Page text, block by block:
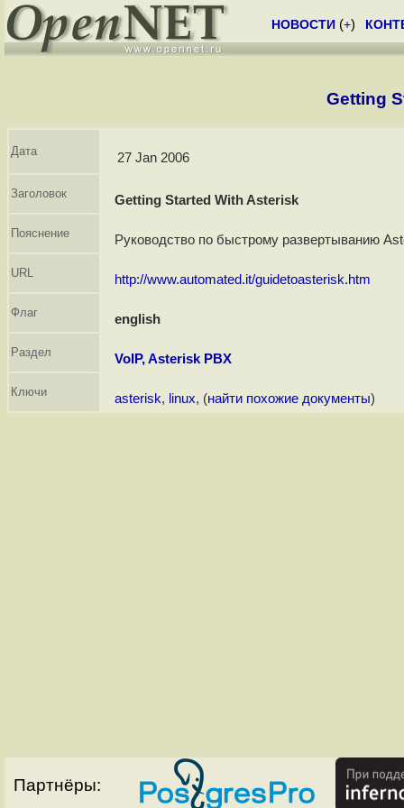
НОВОСТИ (+)
Getting
Дата 27 Jan 2006
Заголовок Getting Started With Asterisk
Пояснение Руководство по быстрому развертыванию
URL http://www.automated.it/guidetoasterisk.htm
Флаг english
Раздел VoIP, Asterisk PBX
Ключи asterisk, linux, (найти похожие документы)
Партнёры: